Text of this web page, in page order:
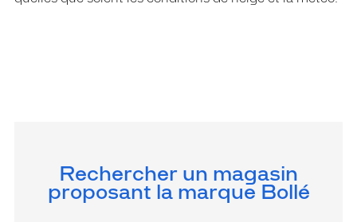
Rechercher un magasin
proposant la marque Bollé